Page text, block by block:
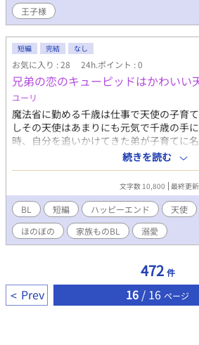
王子様
短編 完結 なし
お気に入り : 28 24h.ポイント : 0
兄弟の恋のキューピッドはかわいい
ユーリ
魔法省に勤める千歳は仕事で天使の子育
しその天使はあまりにも元気で千歳の手
時、自分を追いかけてきた弟が子育てに
か俺と兄さんの子供！？」兄大好きな弟
兄「お仕事で預かってる天使です…」ー
続きを読む
文字数 10,800 最終更
BL 短編 ハッピーエンド 天使
ほのぼの
家族ものBL 溺愛
472 件
Prev 16 / 16 ページ